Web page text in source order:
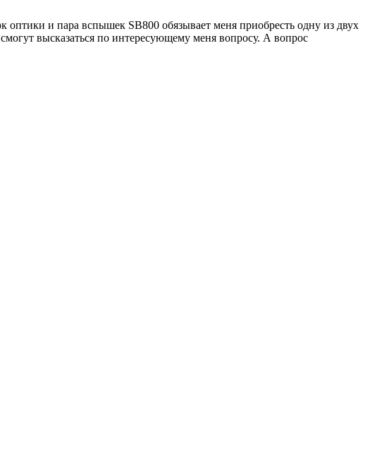
и пара вспышек SB800 обязывает меня приобресть одну из двух
высказаться по интересующему меня вопросу. А вопрос